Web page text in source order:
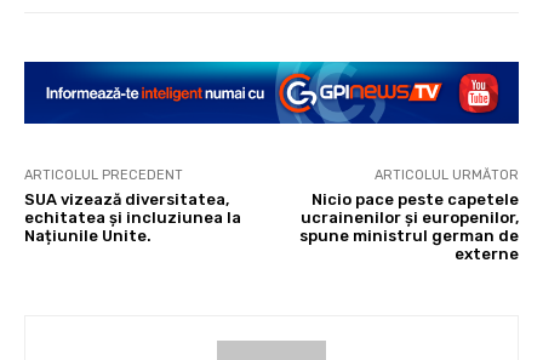
ARTICOLUL PRECEDENT
SUA vizează diversitatea,
echitatea și incluziunea la
Națiunile Unite.
ARTICOLUL URMĂTOR
Nicio pace peste capetele
ucrainenilor și europenilor,
spune ministrul german de
externe